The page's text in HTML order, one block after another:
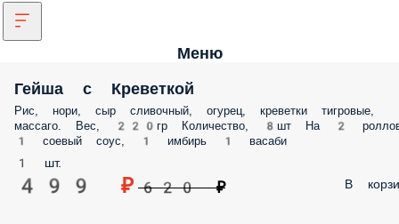
Меню
Гейша с Креветкой
Рис, нори, сыр сливочный, огурец, креветки тигровые,
массаго. Вес, 220гр Количество, 8шт На 2
1 соевый соус, 1 имбирь 1 васаби
1 шт.
499 ₽ 620 ₽ В